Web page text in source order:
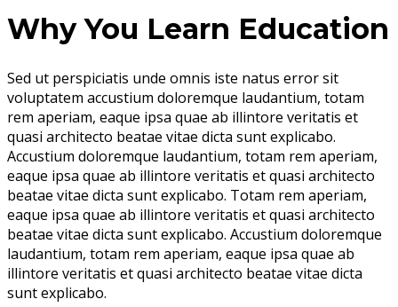
Why You Learn Education
Sed ut perspiciatis unde omnis iste natus error sit
voluptatem accustium doloremque laudantium, totam
rem aperiam, eaque ipsa quae ab illintore veritatis et
quasi architecto beatae vitae dicta sunt explicabo.
Accustium doloremque laudantium, totam rem aperiam,
eaque ipsa quae ab illintore veritatis et quasi architecto
beatae vitae dicta sunt explicabo. Totam rem aperiam,
eaque ipsa quae ab illintore veritatis et quasi architecto
beatae vitae dicta sunt explicabo. Accustium doloremque
laudantium, totam rem aperiam, eaque ipsa quae ab
illintore veritatis et quasi architecto beatae vitae dicta
sunt explicabo.